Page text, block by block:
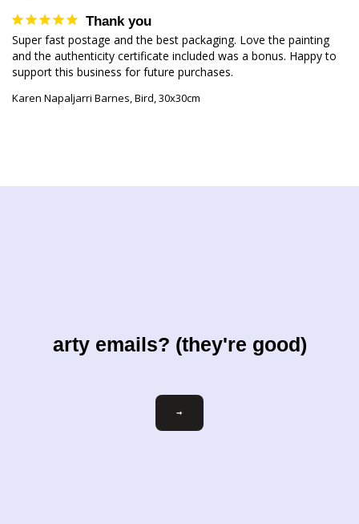
Thank you
Super fast postage and the best packaging. Love the painting
and the authenticity certificate included was a bonus. Happy to
support this business for future purchases.
Karen Napaljarri Barnes, Bird, 30x30cm
arty emails? (they're good)
ihre-
→